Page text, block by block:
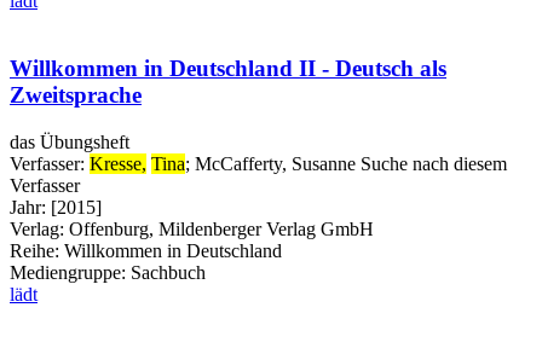
Willkommen in Deutschland II - Deutsch als
Zweitsprache
das Übungsheft
Verfasser: Kresse, Tina; McCafferty, Susanne Suche nach diesem
Verfasser
Jahr: [2015]
Verlag: Offenburg, Mildenberger Verlag GmbH
Reihe: Willkommen in Deutschland
Mediengruppe: Sachbuch
lädt